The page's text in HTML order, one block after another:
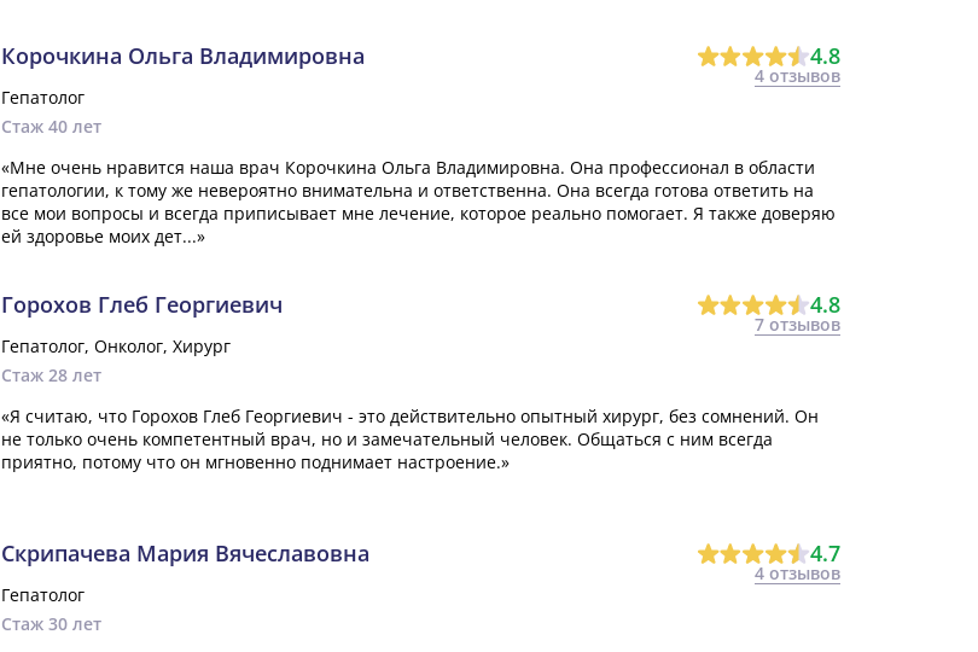
Корочкина Ольга Владимировна 4.8
4 отзывов
Гепатолог
Стаж 40 лет
«Мне очень нравится наша врач Корочкина Ольга Владимировна. Она профессионал в области
гепатологии, к тому же невероятно внимательна и ответственна. Она всегда готова ответить на
все мои вопросы и всегда приписывает мне лечение, которое реально помогает. Я также доверяю
ей здоровье моих дет...»
Горохов Глеб Георгиевич 4.8
7 отзывов
Гепатолог, Онколог, Хирург
Стаж 28 лет
«Я считаю, что Горохов Глеб Георгиевич - это действительно опытный хирург, без сомнений. Он
не только очень компетентный врач, но и замечательный человек. Общаться с ним всегда
приятно, потому что он мгновенно поднимает настроение.»
Скрипачева Мария Вячеславовна 4.7
4 отзывов
Гепатолог
Стаж 30 лет